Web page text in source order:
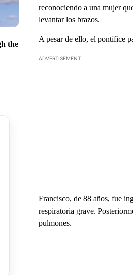
the
reconociendo a una mujer
levantar los brazos.
A pesar de ello, el pontífice
ADVERTISEMENT
Francisco, de 88 años, fue
respiratoria grave.
pulmones.